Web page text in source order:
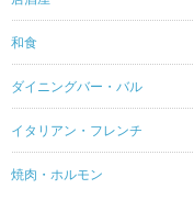
和食
ダイニングバー・バル
イタリアン・フレンチ
焼肉・ホルモン